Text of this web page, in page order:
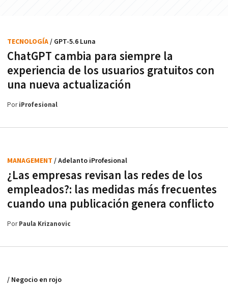
ChatGPT cambia para siempre la
experiencia de los usuarios gratuitos con
una nueva actualización
TECNOLOGÍA/ GPT-5.6 Luna
PoriProfesional
¿Las empresas revisan las redes de los
empleados?: las medidas más frecuentes
cuando una publicación genera conflicto
MANAGEMENT / Adelanto iProfesional
PorPaula Krizanovic
/ Negocio en rojo